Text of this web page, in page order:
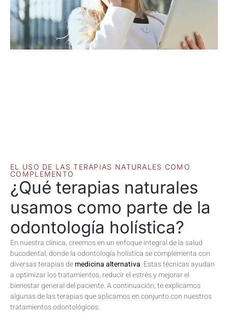
EL USO DE LAS TERAPIAS NATURALES COMO
COMPLEMENTO
¿Qué terapias naturales
usamos como parte de la
odontología holística?
En nuestra clínica, creemos en un enfoque integral de la salud
bucodental, donde la odontología holística se complementa con
diversas terapias demedicina alternativa. Estas técnicas ayudan
a optimizar los tratamientos, reducir el estrés y mejorar el
bienestar general del paciente. A continuación, te explicamos
algunas de las terapias que aplicamos en conjunto con nuestros
tratamientos odontológicos.